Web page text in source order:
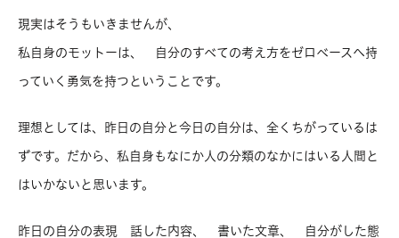
現実はそうもいきませんが、
私自身のモットーは、 自分のすべての考え方をゼロベースへ持
っていく勇気を持つということです。
理想としては、昨日の自分と今日の自分は、全くちがっているは
ずです。だから、私自身もなにか人の分類のなかにはいる人間と
はいかないと思います。
昨日の自分の表現 話した内容、 書いた文章、 自分がした態